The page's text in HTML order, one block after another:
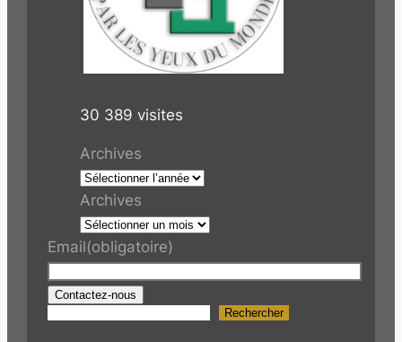
30 389 visites
Archives
Archives
Email(obligatoire)
Contactez-nous
R
Rechercher